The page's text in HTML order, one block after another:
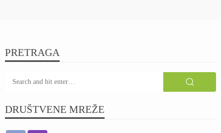
PRETRAGA
DRUŠTVENE MREŽE